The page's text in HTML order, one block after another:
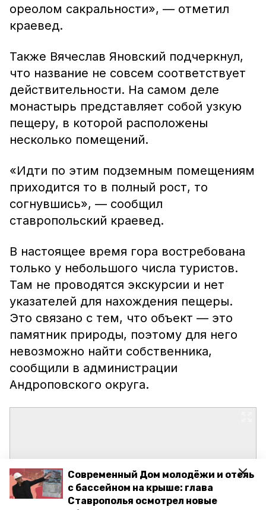
Современный Дом молодёжи и отель
с бассейном на крыше: глава
Ставрополья осмотрел новые
ореолом сакральности», — отметил
краевед.
Также Вячеслав Яновский подчеркнул,
что название не совсем соответствует
действительности. На самом деле
монастырь представляет собой узкую
пещеру, в которой расположены
несколько помещений.
«Идти по этим подземным помещениям
приходится то в полный рост, то
согнувшись», — сообщил
ставропольский краевед.
В настоящее время гора востребована
только у небольшого числа туристов.
Там не проводятся экскурсии и нет
указателей для нахождения пещеры.
Это связано с тем, что объект — это
памятник природы, поэтому для него
невозможно найти собственника,
сообщили в администрации
Андроповского округа.